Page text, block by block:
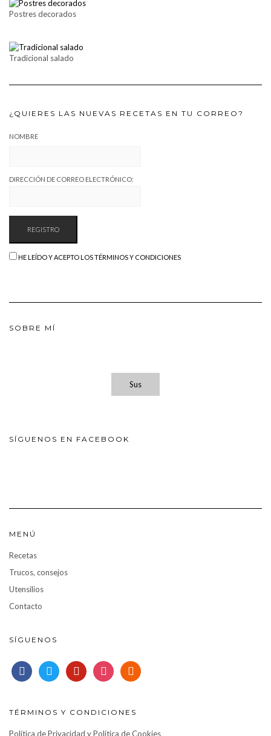
Postres decorados
Tradicional salado
¿QUIERES LAS NUEVAS RECETAS EN TU CORREO?
NOMBRE
DIRECCIÓN DE CORREO ELECTRÓNICO:
HE LEÍDO Y ACEPTO LOS TÉRMINOS Y CONDICIONES
SOBRE MÍ
Sus
SÍGUENOS EN FACEBOOK
MENÚ
Recetas
Trucos, consejos
Utensilios
Contacto
SÍGUENOS
facebooktwitter pinterestinstagramrss
TÉRMINOS Y CONDICIONES
Política de Privacidad y Política de Cookies